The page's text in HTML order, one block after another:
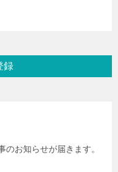
録
のお知らせが届きます。